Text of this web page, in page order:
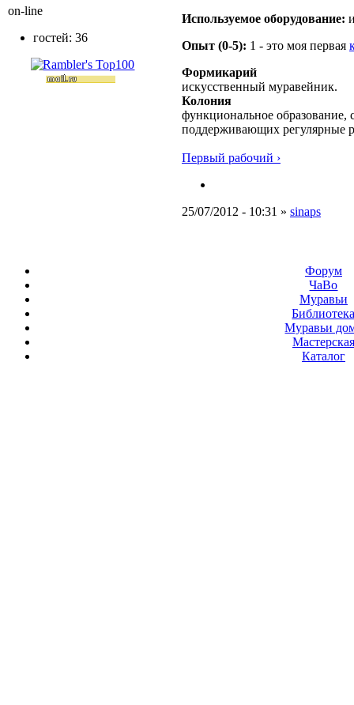
Используемое оборудование:
Опыт (0-5): 1 - это моя первая
Формикарий
искусственный муравейник.
Колония
функциональное образование,
поддерживающих регулярные
Первый рабочий ›
25/07/2012 - 10:31 » sinaps
on-line
гостей: 36
Форум
ЧаВо
Муравьи
Муравьи
Мастерская
Каталог